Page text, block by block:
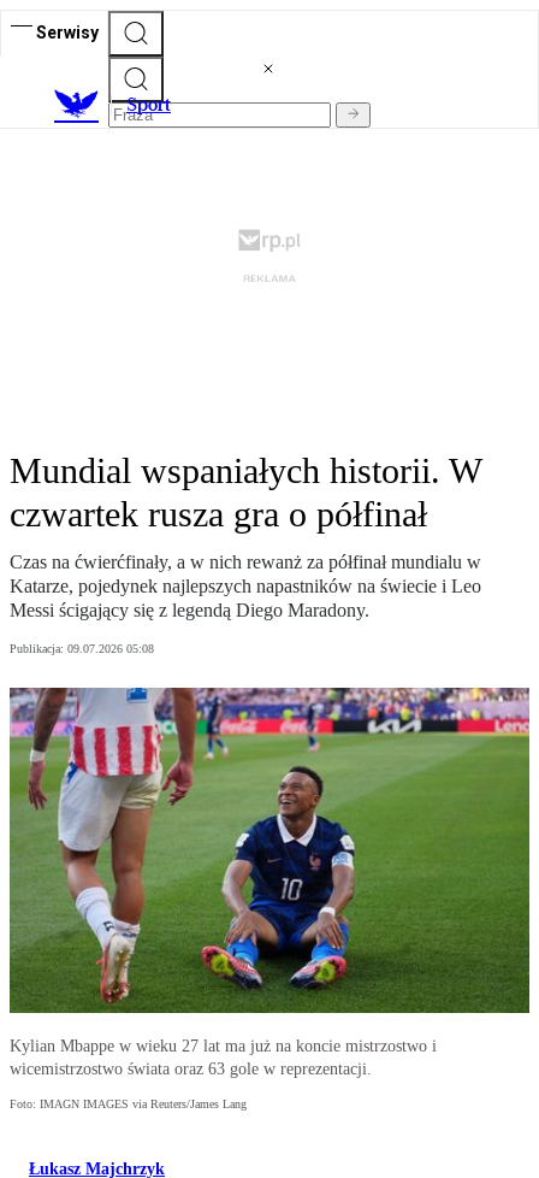
Serwisy
Sport
Mundial wspaniałych historii. W
czwartek rusza gra o półfinał
Czas na ćwierćfinały, a w nich rewanż za półfinał mundialu w
Katarze, pojedynek najlepszych napastników na świecie i Leo
Messi ścigający się z legendą Diego Maradony.
Publikacja: 09.07.2026 05:08
Kylian Mbappe w wieku 27 lat ma już na koncie mistrzostwo i
wicemistrzostwo świata oraz 63 gole w reprezentacji.
Foto: IMAGN IMAGES via Reuters/James Lang
Łukasz Majchrzyk